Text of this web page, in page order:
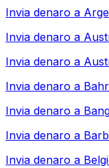
Invia denaro a
Invia denaro a
Invia denaro a
Invia denaro a
Invia denaro a
Invia denaro a
Invia denaro a